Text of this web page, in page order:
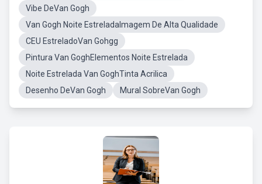
Vibe DeVan Gogh
Van Gogh Noite EstreladaImagem De Alta Qualidade
CEU EstreladoVan Gohgg
Pintura Van GoghElementos Noite Estrelada
Noite Estrelada Van GoghTinta Acrilica
Desenho DeVan Gogh
Mural SobreVan Gogh